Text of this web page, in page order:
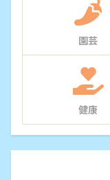
園芸
健康